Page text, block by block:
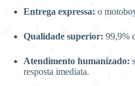
Entrega expressa: o
Qualidade superior: 99,9%
Atendimento humanizado:
resposta imediata.